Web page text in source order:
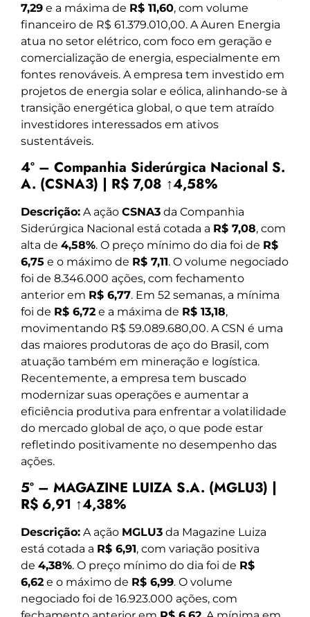
7,29 e a máxima de R$ 11,60, com volume
financeiro de R$ 61.379.010,00. A Auren Energia
atua no setor elétrico, com foco em geração e
comercialização de energia, especialmente em
fontes renováveis. A empresa tem investido em
projetos de energia solar e eólica, alinhando-se à
transição energética global, o que tem atraído
investidores interessados em ativos
sustentáveis.
4º – Companhia Siderúrgica Nacional S.
A. (CSNA3) | R$ 7,08 ↑4,58%
Descrição: A ação CSNA3 da Companhia
Siderúrgica Nacional está cotada a R$ 7,08, com
alta de 4,58%. O preço mínimo do dia foi de R$
6,75 e o máximo de R$ 7,11. O volume negociado
foi de 8.346.000 ações, com fechamento
anterior em R$ 6,77. Em 52 semanas, a mínima
foi de R$ 6,72 e a máxima de R$ 13,18,
movimentando R$ 59.089.680,00. A CSN é uma
das maiores produtoras de aço do Brasil, com
atuação também em mineração e logística.
Recentemente, a empresa tem buscado
modernizar suas operações e aumentar a
eficiência produtiva para enfrentar a volatilidade
do mercado global de aço, o que pode estar
refletindo positivamente no desempenho das
ações.
5º – MAGAZINE LUIZA S.A. (MGLU3) |
R$ 6,91 ↑4,38%
Descrição: A ação MGLU3 da Magazine Luiza
está cotada a R$ 6,91, com variação positiva
de 4,38%. O preço mínimo do dia foi de R$
6,62 e o máximo de R$ 6,99. O volume
negociado foi de 16.923.000 ações, com